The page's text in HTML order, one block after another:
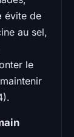
évite de
au sel,
le